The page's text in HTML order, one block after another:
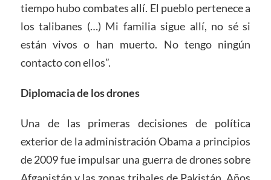
tiempo hubo combates allí. El pueblo pertenece a
los talibanes (…) Mi familia sigue allí, no sé si
están vivos o han muerto. No tengo ningún
contacto con ellos”.
Diplomacia de los drones
Una de las primeras decisiones de política
exterior de la administración Obama a principios
de 2009 fue impulsar una guerra de drones sobre
Afganistán y las zonas tribales de Pakistán. Años